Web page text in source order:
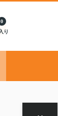
り
0